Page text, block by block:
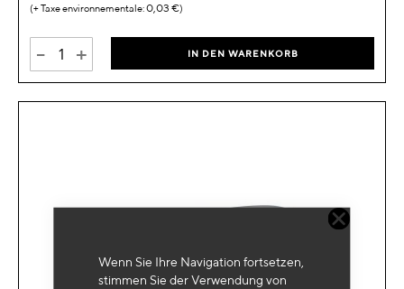
Wenn Sie Ihre Navigation fortsetzen,
stimmen Sie der Verwendung von
0,03 €
- + IN DEN WARENKORB